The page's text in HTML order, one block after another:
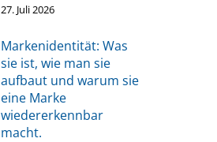
27. Juli 2026
Markenidentität: Was
sie ist, wie man sie
aufbaut und warum sie
eine Marke
wiedererkennbar
macht.